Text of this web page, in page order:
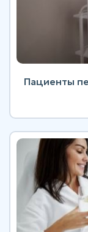
Пациенты